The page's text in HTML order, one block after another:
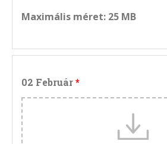
Maximális méret: 25 MB
02 Február